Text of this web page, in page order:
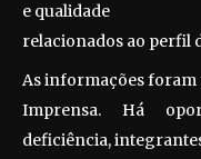
e qualidade
relacionados ao perfil
As informações foram
Imprensa. Há
deficiência,